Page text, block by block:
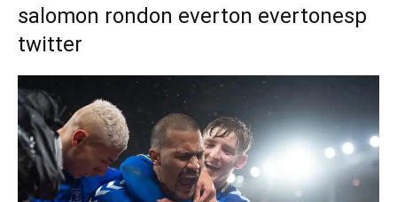
salomon rondon everton evertonesp
twitter